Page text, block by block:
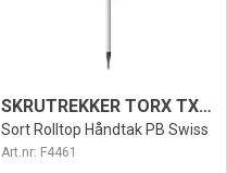
SKRUTREKKER TORX TX8 ESD1124
Sort Rolltop Håndtak PB Swiss
Art.nr: F4461